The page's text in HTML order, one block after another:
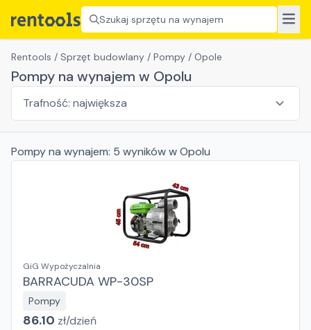
Szukaj sprzętu na wynajem
Rentools / Sprzęt budowlany / Pompy / Opole
Pompy na wynajem w Opolu
Pompyna wynajem: 5 wynikóww Opolu
GiG Wypożyczalnia
BARRACUDA WP-30SP
Pompy
86.10 zł/dzień